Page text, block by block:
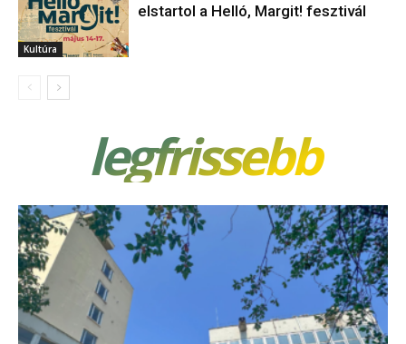
Kultúra
elstartol a Helló, Margit! fesztivál
legfrissebb